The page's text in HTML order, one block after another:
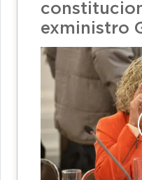
exministro